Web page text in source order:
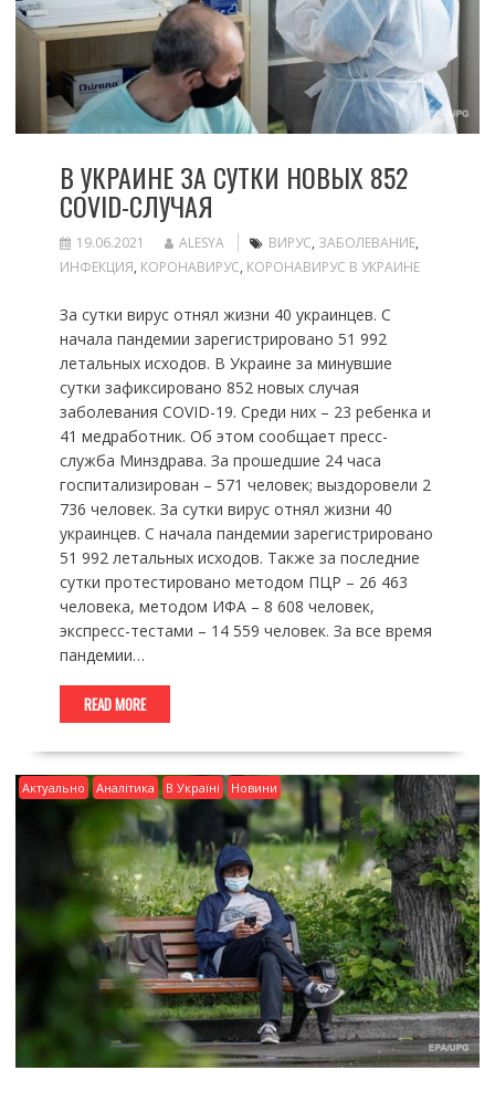
В УКРАИНЕ ЗА СУТКИ НОВЫХ 852
COVID-СЛУЧАЯ
19.06.2021 ALESYA ВИРУС, ЗАБОЛЕВАНИЕ,
ИНФЕКЦИЯ, КОРОНАВИРУС, КОРОНАВИРУС В УКРАИНЕ
За сутки вирус отнял жизни 40 украинцев. С
начала пандемии зарегистрировано 51 992
летальных исходов. В Украине за минувшие
сутки зафиксировано 852 новых случая
заболевания COVID-19. Среди них – 23 ребенка и
41 медработник. Об этом сообщает пресс-
служба Минздрава. За прошедшие 24 часа
госпитализирован – 571 человек; выздоровели 2
736 человек. За сутки вирус отнял жизни 40
украинцев. С начала пандемии зарегистрировано
51 992 летальных исходов. Также за последние
сутки протестировано методом ПЦР – 26 463
человека, методом ИФА – 8 608 человек,
экспресс-тестами – 14 559 человек. За все время
пандемии…
READ MORE
Актуально Аналітика В Україні Новини